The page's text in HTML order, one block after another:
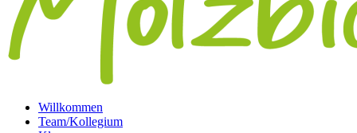
Willkommen
Team/Kollegium